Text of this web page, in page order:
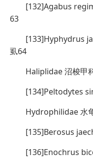
[132]Agabus
63
[133]Hyphydrus
虱64
Haliplidae 沼梭甲
[134]Peltodytes
Hydrophilidae 水
[135]Berosus
[136]Enochrus